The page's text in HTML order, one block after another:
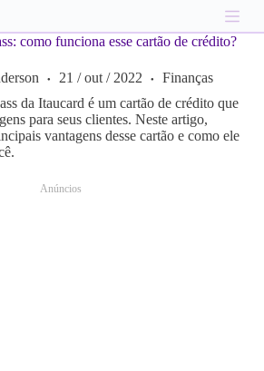
como funciona esse cartão de crédito?
21 / out / 2022
Finanças
da Itaucard é um cartão de crédito que
para seus clientes. Neste artigo,
vantagens desse cartão e como ele
Anúncios